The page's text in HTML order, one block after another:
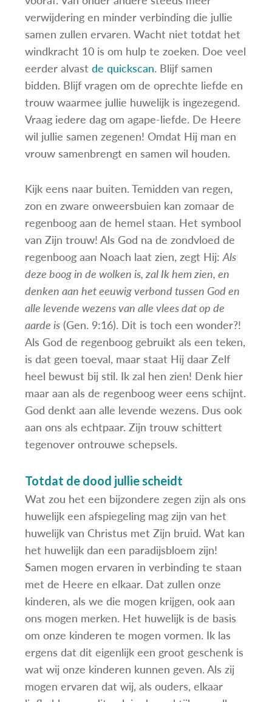
verwijdering en minder verbinding die jullie
samen zullen ervaren. Wacht niet totdat het
windkracht 10 is om hulp te zoeken. Doe veel
eerder alvastde quickscan. Blijf samen
bidden. Blijf vragen om de oprechte liefde en
trouw waarmee jullie huwelijk is ingezegend.
Vraag iedere dag om agape-liefde. De Heere
wil jullie samen zegenen! Omdat Hij man en
vrouw samenbrengt en samen wil houden.
Kijk eens naar buiten. Temidden van regen,
zon en zware onweersbuien kan zomaar de
regenboog aan de hemel staan. Het symbool
van Zijn trouw! Als God na de zondvloed de
regenboog aan Noach laat zien, zegt Hij:Als
deze boog in de wolken is, zal Ik hem zien, en
denken aan het eeuwig verbond tussen God en
alle levende wezens van alle vlees dat op de
aarde is (Gen. 9:16). Dit is toch een wonder?!
Als God de regenboog gebruikt als een teken,
is dat geen toeval, maar staat Hij daar Zelf
heel bewust bij stil. Ik zal hen zien! Denk hier
maar aan als de regenboog weer eens schijnt.
God denkt aan alle levende wezens. Dus ook
aan ons als echtpaar. Zijn trouw schittert
tegenover ontrouwe schepsels.
Totdat de dood jullie scheidt
Wat zou het een bijzondere zegen zijn als ons
huwelijk een afspiegeling mag zijn van het
huwelijk van Christus met Zijn bruid. Wat kan
het huwelijk dan een paradijsbloem zijn!
Samen mogen ervaren in verbinding te staan
met de Heere en elkaar. Dat zullen onze
kinderen, als we die mogen krijgen, ook aan
ons mogen merken. Het huwelijk is de basis
om onze kinderen te mogen vormen. Ik las
ergens dat dit eigenlijk een groot geschenk is
wat wij onze kinderen kunnen geven. Als zij
mogen ervaren dat wij, als ouders, elkaar